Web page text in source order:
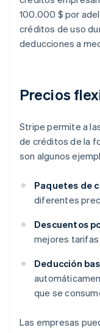
100.000 $ por
créditos de uso
deducciones a
Precios
Stripe permite a
de créditos de la
son algunos
Paquetes de
diferentes
Descuentos
mejores tarifas
Deducción
que se
Las empresas